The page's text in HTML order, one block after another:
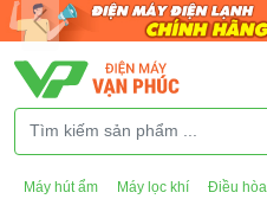
Máy hút ẩm Máy lọc khí Điều hòa